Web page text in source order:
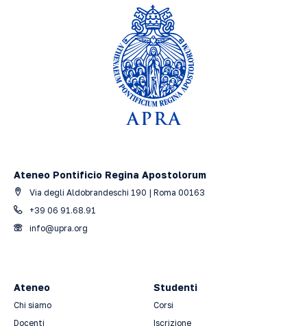
Ateneo Pontificio Regina Apostolorum
Via degli Aldobrandeschi 190 | Roma 00163
+39 06 91.68.91
info@upra.org
Ateneo
Chi siamo
Docenti
Studenti
Corsi
Iscrizione